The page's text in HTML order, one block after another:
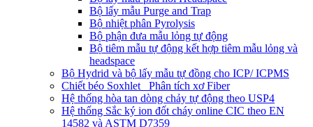
Bộ lấy mẫu Purge and Trap
Bộ nhiệt phân Pyrolysis
Bộ phận đưa mẫu lỏng tự động
Bộ tiêm mẫu tự động kết hợp tiêm mẫu lỏng và
headspace
Bộ Hydrid và bộ lấy mẫu tự đồng cho ICP/ ICPMS
Chiết béo Soxhlet_ Phân tích xơ Fiber
Hệ thống hòa tan dòng chảy tự động theo USP4
Hệ thống Sắc ký ion đốt cháy online CIC theo EN
14582 và ASTM D7359